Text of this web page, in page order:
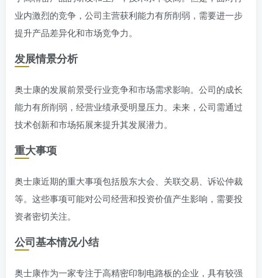
业内激烈的竞争，公司主营获利能力有所削弱，需要进一步
提升产品差异化和市场竞争力。
发展情景分析
奥士康的发展前景受行业竞争和市场需求影响。公司的成长
能力有所削弱，经营业绩承受明显压力。未来，公司需通过
技术创新和市场拓展来提升其发展潜力。
重大事项
奥士康近期的重大事项包括股东大会、关联交易、诉讼仲裁
等。这些事项可能对公司经营和投资价值产生影响，需要投
资者密切关注。
公司基本情况小结
奥士康作为一家专注于高精密印制电路板的企业，具有较强